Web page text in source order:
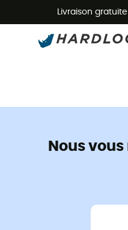
Livraison
Nous